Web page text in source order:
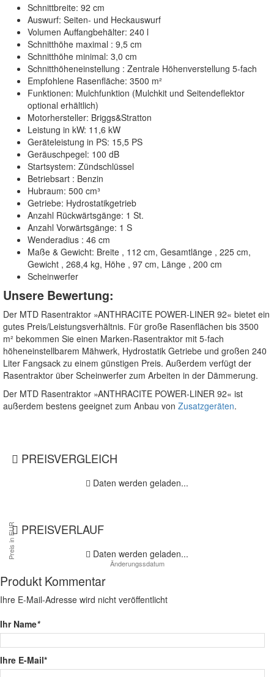
Schnittbreite: 92 cm
Auswurf: Seiten- und Heckauswurf
Volumen Auffangbehälter: 240 l
Schnitthöhe maximal : 9,5 cm
Schnitthöhe minimal: 3,0 cm
Schnitthöheneinstellung : Zentrale Höhenverstellung 5-fach
Empfohlene Rasenfläche: 3500 m²
Funktionen: Mulchfunktion (Mulchkit und Seitendeflektor
optional erhältlich)
Motorhersteller: Briggs&Stratton
Leistung in kW: 11,6 kW
Geräteleistung in PS: 15,5 PS
Geräuschpegel: 100 dB
Startsystem: Zündschlüssel
Betriebsart : Benzin
Hubraum: 500 cm³
Getriebe: Hydrostatikgetrieb
Anzahl Rückwärtsgänge: 1 St.
Anzahl Vorwärtsgänge: 1 S
Wenderadius : 46 cm
Maße & Gewicht: Breite , 112 cm, Gesamtlänge , 225 cm,
Gewicht , 268,4 kg, Höhe , 97 cm, Länge , 200 cm
Scheinwerfer
Unsere Bewertung:
Der MTD Rasentraktor »ANTHRACITE POWER-LINER 92« bietet ein
gutes Preis/Leistungsverhältnis. Für große Rasenflächen bis 3500
m² bekommen Sie einen Marken-Rasentraktor mit 5-fach
höheneinstellbarem Mähwerk, Hydrostatik Getriebe und großen 240
Liter Fangsack zu einem günstigen Preis. Außerdem verfügt der
Rasentraktor über Scheinwerfer zum Arbeiten in der Dämmerung.
Der MTD Rasentraktor »ANTHRACITE POWER-LINER 92« ist
außerdem bestens geeignet zum Anbau von Zusatzgeräten.
PREISVERGLEICH
Daten werden geladen...
PREISVERLAUF
Daten werden geladen...
Produkt Kommentar
Ihre E-Mail-Adresse wird nicht veröffentlicht
Ihr Name*
Ihre E-Mail*